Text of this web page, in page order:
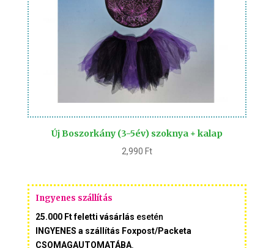
Új Boszorkány (3-5év) szoknya + kalap
2,990 Ft
Ingyenes szállítás
25.000 Ft feletti vásárlás esetén
INGYENES a szállítás Foxpost/Packeta
CSOMAGAUTOMATÁBA.